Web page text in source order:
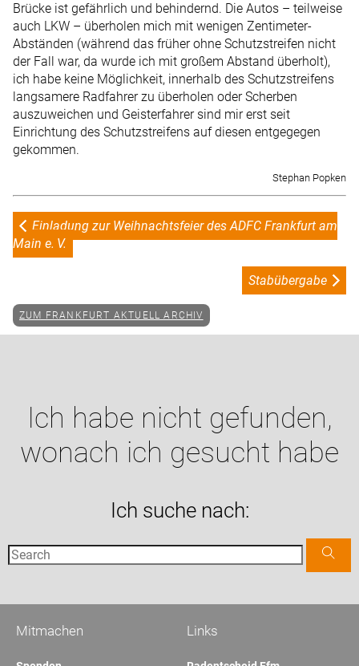
Brücke ist gefährlich und behindernd. Die Autos – teilweise
auch LKW – überholen mich mit wenigen Zentimeter-
Abständen (während das früher ohne Schutzstreifen nicht
der Fall war, da wurde ich mit großem Abstand überholt),
ich habe keine Möglichkeit, innerhalb des Schutzstreifens
langsamere Radfahrer zu überholen oder Scherben
auszuweichen und Geisterfahrer sind mir erst seit
Einrichtung des Schutzstreifens auf diesen entgegegen
gekommen.
Stephan Popken
Einladung zur Weihnachtsfeier des ADFC Frankfurt am
Main e. V.
Stabübergabe
ZUM FRANKFURT AKTUELL ARCHIV
Ich habe nicht gefunden,
wonach ich gesucht habe
Ich suche nach:
Links
Mitmachen